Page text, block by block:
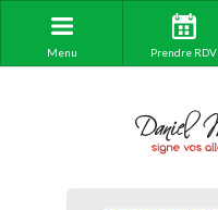
Menu Prendre RDV